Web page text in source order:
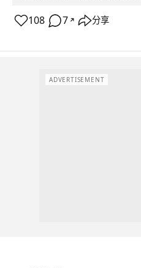
108 7 ↗ 分享
ADVERTISEMENT